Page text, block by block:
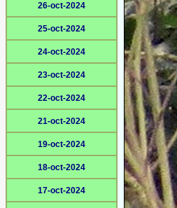
26-oct-2024
25-oct-2024
24-oct-2024
23-oct-2024
22-oct-2024
21-oct-2024
19-oct-2024
18-oct-2024
17-oct-2024